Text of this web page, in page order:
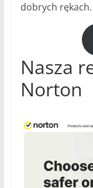
dobrych rękach.
Nasza
Norton